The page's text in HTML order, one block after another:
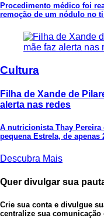
Procedimento médico foi
remoção de um nódulo no
Cultura
Filha de Xande de
alerta nas redes
A nutricionista Thay Pereira
pequena Estrela, de apenas
Descubra Mais
Quer divulgar sua
Crie sua conta e divulgue
centralize sua comunicação